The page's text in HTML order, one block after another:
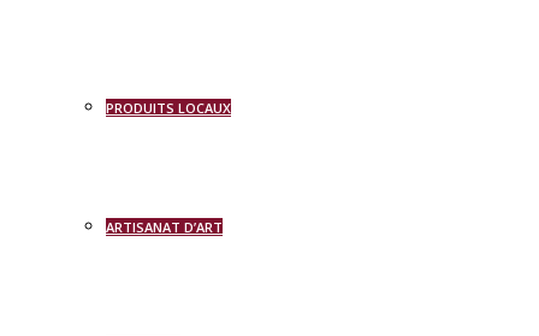
PRODUITS LOCAUX
ARTISANAT D’ART